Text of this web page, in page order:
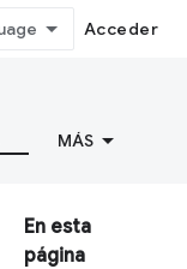
Acceder
MÁS
En esta
página